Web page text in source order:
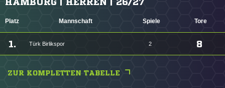
Platz Mannschaft Spiele Tore
1. Türk Birlikspor 2 8
ZUR KOMPLETTEN TABELLE